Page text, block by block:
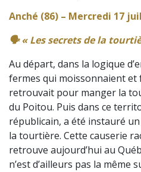
Anché (86) – Mercredi 17
🗣️ « Les secrets de la
Au départ, dans la logique
fermes qui moissonnaient et
retrouvait pour manger la
du Poitou. Puis dans ce
républicain, a été instauré
la tourtière. Cette causerie
retrouve aujourd’hui au
n’est d’ailleurs pas la même